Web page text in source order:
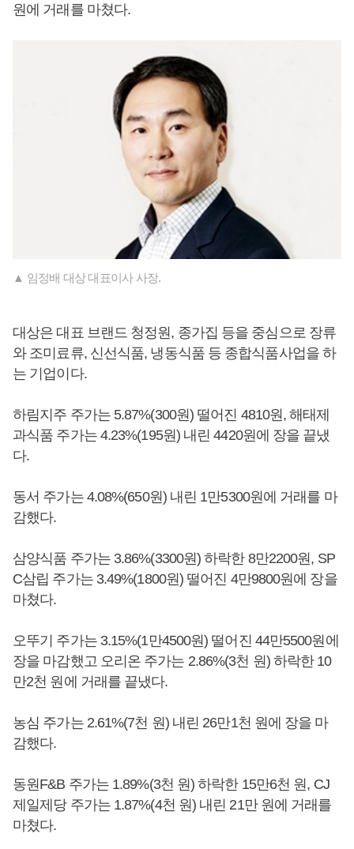
원에 거래를 마쳤다.
▲ 임정배 대상 대표이사 사장.
대상은 대표 브랜드 청정원, 종가집 등을 중심으로 장류
와 조미료류, 신선식품, 냉동식품 등 종합식품사업을 하
는 기업이다.
하림지주 주가는 5.87%(300원) 떨어진 4810원, 해태제
과식품 주가는 4.23%(195원) 내린 4420원에 장을 끝냈
다.
동서 주가는 4.08%(650원) 내린 1만5300원에 거래를 마
감했다.
삼양식품 주가는 3.86%(3300원) 하락한 8만2200원, SP
C삼립 주가는 3.49%(1800원) 떨어진 4만9800원에 장을
마쳤다.
오뚜기 주가는 3.15%(1만4500원) 떨어진 44만5500원에
장을 마감했고 오리온 주가는 2.86%(3천 원) 하락한 10
만2천 원에 거래를 끝냈다.
농심 주가는 2.61%(7천 원) 내린 26만1천 원에 장을 마
감했다.
동원F&B 주가는 1.89%(3천 원) 하락한 15만6천 원, CJ
제일제당 주가는 1.87%(4천 원) 내린 21만 원에 거래를
마쳤다.